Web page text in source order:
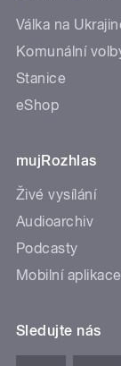
Válka na
Komunální
Stanice
eShop
mujRozhlas
Živé vysílání
Audioarchiv
Podcasty
Mobilní aplikace
Sledujte nás